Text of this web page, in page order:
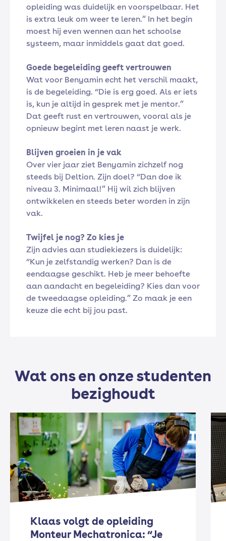
opleiding was duidelijk en voorspelbaar. Het
is extra leuk om weer te leren.” In het begin
moest hij even wennen aan het schoolse
systeem, maar inmiddels gaat dat goed.
Goede begeleiding geeft vertrouwen
Wat voor Benyamin echt het verschil maakt,
is de begeleiding. “Die is erg goed. Als er iets
is, kun je altijd in gesprek met je mentor.”
Dat geeft rust en vertrouwen, vooral als je
opnieuw begint met leren naast je werk.
Blijven groeien in je vak
Over vier jaar ziet Benyamin zichzelf nog
steeds bij Deltion. Zijn doel? “Dan doe ik
niveau 3. Minimaal!” Hij wil zich blijven
ontwikkelen en steeds beter worden in zijn
vak.
Twijfel je nog? Zo kies je
Zijn advies aan studiekiezers is duidelijk:
“Kun je zelfstandig werken? Dan is de
eendaagse geschikt. Heb je meer behoefte
aan aandacht en begeleiding? Kies dan voor
de tweedaagse opleiding.” Zo maak je een
keuze die echt bij jou past.
Wat ons en onze studenten
bezighoudt
Klaas volgt de opleiding
Monteur Mechatronica: “Je